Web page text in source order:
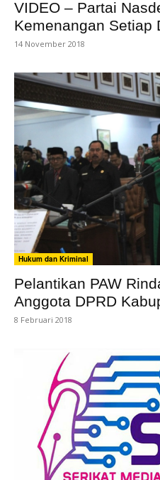
VIDEO – Partai
Kemenangan Setiap
14 November 2018
Hukum dan Kriminal
Pelantikan PAW
Anggota DPRD
8 Februari 2018